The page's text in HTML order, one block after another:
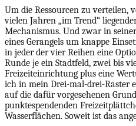
Um die Ressourcen zu verteilen,
vielen Jahren „im Trend“
Mechanismus. Und zwar in
eines Gerangels um knappe
in jeder der vier Reihen eine
Runde je ein Stadtfeld, zwei bis
Freizeiteinrichtung plus eine
ich in mein Drei-mal-drei-Raster
auf die dafür vorgesehenen
punktespendenden
Wasserflächen. Soweit ist das